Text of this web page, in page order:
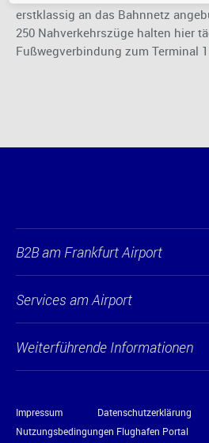
erstklassig an das Bahnnetz
250 Nahverkehrszüge halten hier
Fußwegverbindung zum Terminal 1.
B2B am Frankfurt Airport
Services am Airport
Weiterführende Informationen
Impressum
Datenschutzerklärung
Nutzungsbedingungen Flughafen Portal